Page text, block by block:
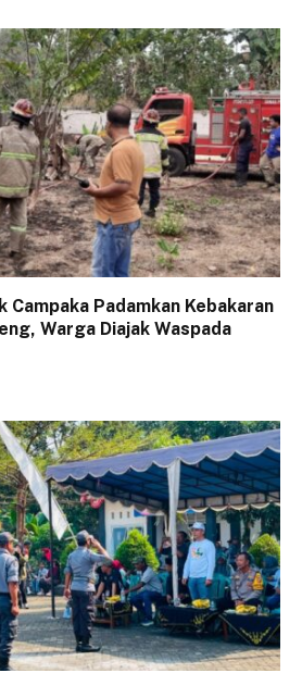
Campaka Padamkan Kebakaran
Warga Diajak Waspada